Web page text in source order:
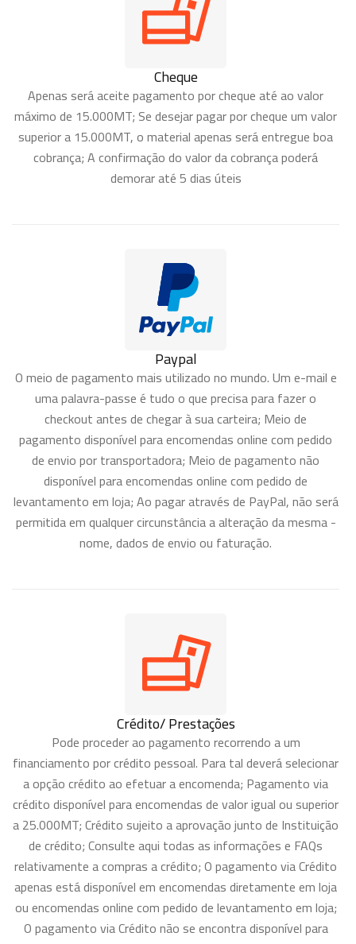
Cheque
Apenas será aceite pagamento por cheque até ao valor
máximo de 15.000MT; Se desejar pagar por cheque um valor
superior a 15.000MT, o material apenas será entregue boa
cobrança; A confirmação do valor da cobrança poderá
demorar até 5 dias úteis
Paypal
O meio de pagamento mais utilizado no mundo. Um e-mail e
uma palavra-passe é tudo o que precisa para fazer o
checkout antes de chegar à sua carteira; Meio de
pagamento disponível para encomendas online com pedido
de envio por transportadora; Meio de pagamento não
disponível para encomendas online com pedido de
levantamento em loja; Ao pagar através de PayPal, não será
permitida em qualquer circunstância a alteração da mesma -
nome, dados de envio ou faturação.
Crédito/ Prestações
Pode proceder ao pagamento recorrendo a um
financiamento por crédito pessoal. Para tal deverá selecionar
a opção crédito ao efetuar a encomenda; Pagamento via
crédito disponível para encomendas de valor igual ou superior
a 25.000MT; Crédito sujeito a aprovação junto de Instituição
de crédito; Consulte aqui todas as informações e FAQs
relativamente a compras a crédito; O pagamento via Crédito
apenas está disponível em encomendas diretamente em loja
ou encomendas online com pedido de levantamento em loja;
O pagamento via Crédito não se encontra disponível para